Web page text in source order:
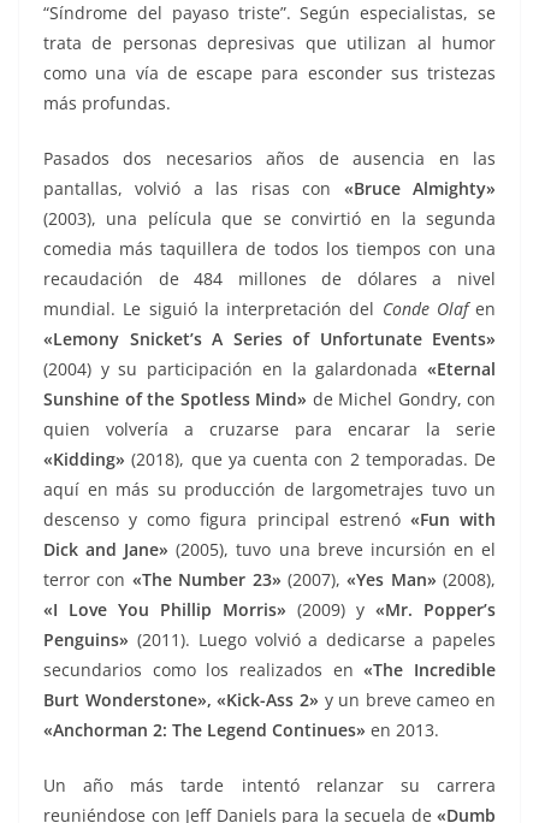
“Síndrome del payaso triste”. Según especialistas, se
trata de personas depresivas que utilizan al humor
como una vía de escape para esconder sus tristezas
más profundas.
Pasados dos necesarios años de ausencia en las
pantallas, volvió a las risas con «Bruce Almighty»
(2003), una película que se convirtió en la segunda
comedia más taquillera de todos los tiempos con una
recaudación de 484 millones de dólares a nivel
mundial. Le siguió la interpretación del Conde Olafen
«Lemony Snicket’s A Series of Unfortunate Events»
(2004) y su participación en la galardonada «Eternal
Sunshine of the Spotless Mind» de Michel Gondry, con
quien volvería a cruzarse para encarar la serie
«Kidding» (2018), que ya cuenta con 2 temporadas. De
aquí en más su producción de largometrajes tuvo un
descenso y como figura principal estrenó «Fun with
Dick and Jane» (2005), tuvo una breve incursión en el
terror con «The Number 23» (2007),«Yes Man» (2008),
«I Love You Phillip Morris» (2009) y «Mr. Popper’s
Penguins» (2011). Luego volvió a dedicarse a papeles
secundarios como los realizados en«The Incredible
Burt Wonderstone», «Kick-Ass 2» y un breve cameo en
«Anchorman 2: The Legend Continues» en 2013.
Un año más tarde intentó relanzar su carrera
reuniéndose con Jeff Daniels para la secuela de «Dumb